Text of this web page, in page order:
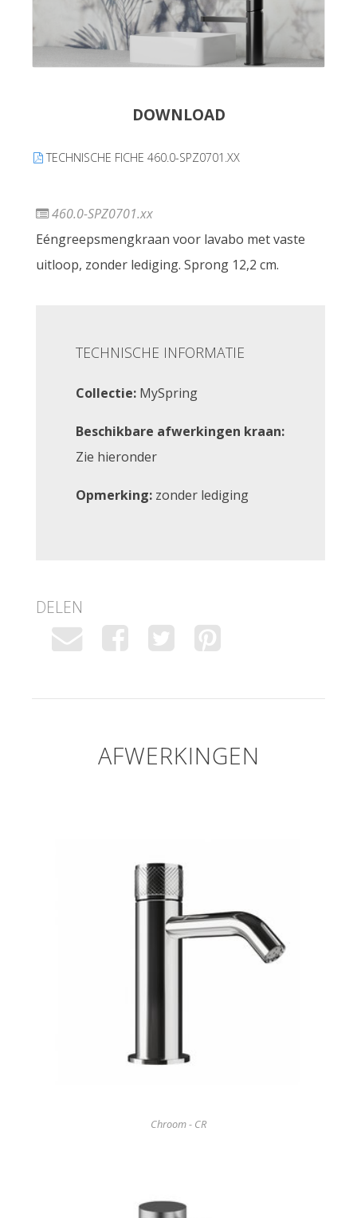
DOWNLOAD
TECHNISCHE FICHE 460.0-SPZ0701.XX
460.0-SPZ0701.xx
Eéngreepsmengkraan voor lavabo met vaste
uitloop, zonder lediging. Sprong 12,2 cm.
TECHNISCHE INFORMATIE
Collectie: MySpring
Beschikbare afwerkingen kraan:
Zie hieronder
Opmerking: zonder lediging
DELEN
AFWERKINGEN
Chroom - CR